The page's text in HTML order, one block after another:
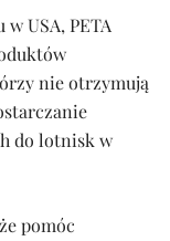
USA, PETA
nie otrzymują
do lotnisk w
pomóc